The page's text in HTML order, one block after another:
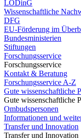
LODinG
Wissenschaftliche
DFG
EU-Förderung im
Bundesministerien
Stiftungen
Forschungsservice
Forschungsservice
Kontakt & Beratung
Forschungsservice A-Z
Gute wissenschaftliche
Gute wissenschaftliche
Ombudspersonen
Informationen und
Transfer und Innovation
Transfer und Innovation